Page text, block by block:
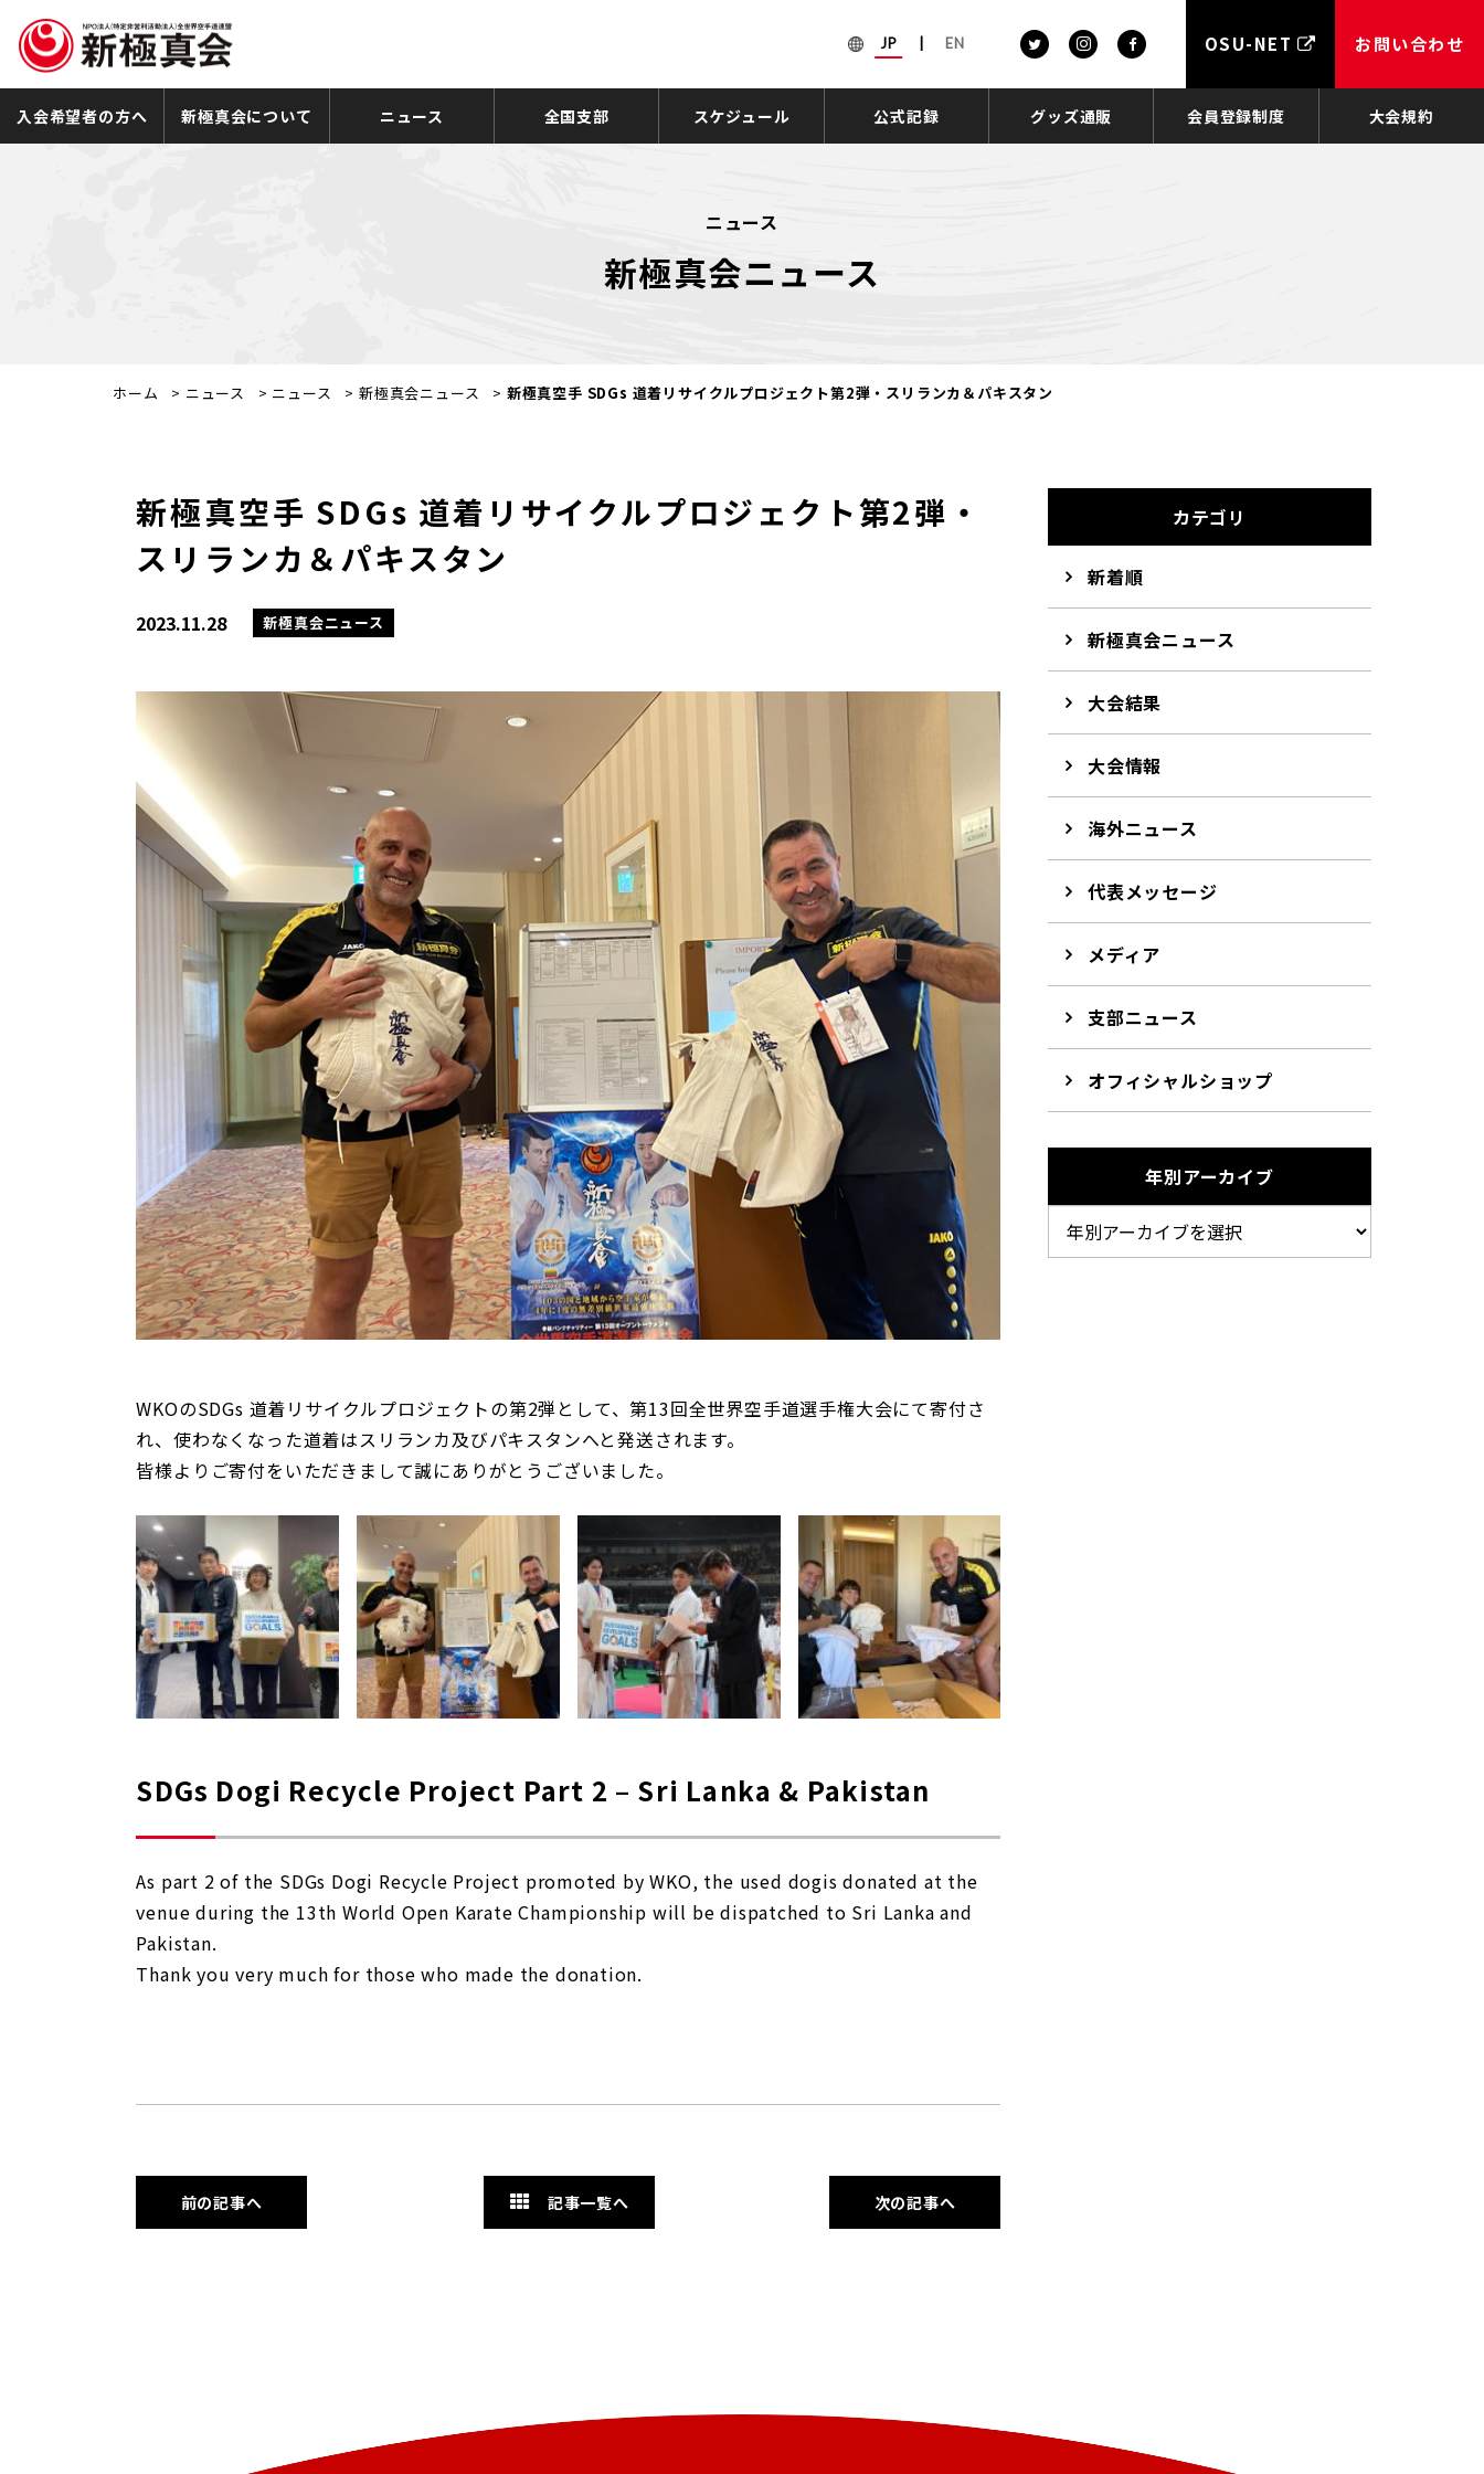
JP EN OSU-NET お問い合わせ
入会希望者の方へ 新極真会について ニュース 全国支部 スケジュール 公式記録 グッズ通販 会員登録制度 大会規約
ニュース
新極真会ニュース
ホーム > ニュース > ニュース >新極真会ニュース > 新極真空手 SDGs 道着リサイクルプロジェクト第2弾・スリランカ＆パキスタン
新極真空手 SDGs 道着リサイクルプロジェクト第2弾・
スリランカ＆パキスタン
2023.11.28 新極真会ニュース
WKOのSDGs 道着リサイクルプロジェクトの第2弾として、第13回全世界空手道選手権大会にて寄付さ
れ、使わなくなった道着はスリランカ及びパキスタンへと発送されます。
皆様よりご寄付をいただきまして誠にありがとうございました。
SDGs Dogi Recycle Project Part 2 – Sri Lanka & Pakistan
As part 2 of the SDGs Dogi Recycle Project promoted by WKO, the used dogis donated at the
venue during the 13th World Open Karate Championship will be dispatched to Sri Lanka and
Pakistan.
Thank you very much for those who made the donation.
前の記事へ 記事一覧へ 次の記事へ
カテゴリ
新着順
新極真会ニュース
大会結果
大会情報
海外ニュース
代表メッセージ
メディア
支部ニュース
オフィシャルショップ
年別アーカイブ